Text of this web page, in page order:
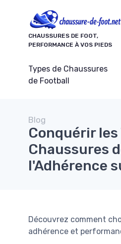
CHAUSSURES DE FOOT,
PERFORMANCE À VOS PIEDS
Types de Chaussures
de Football
Blog
Conquérir
Chaussures
l'Adhérence
Découvrez comment
adhérence et